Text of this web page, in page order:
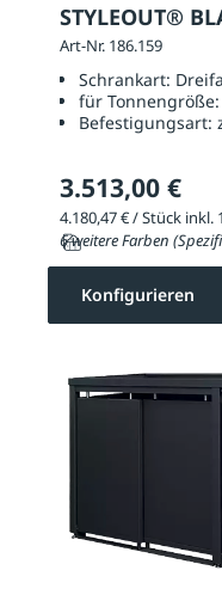
STYLEOUT®
Klappdach
Art-Nr. 186.159
Schrankart:
für Tonnengröße:
Befestigungsart:
3.513,00 €
6 weitere Farben
Konfigurieren